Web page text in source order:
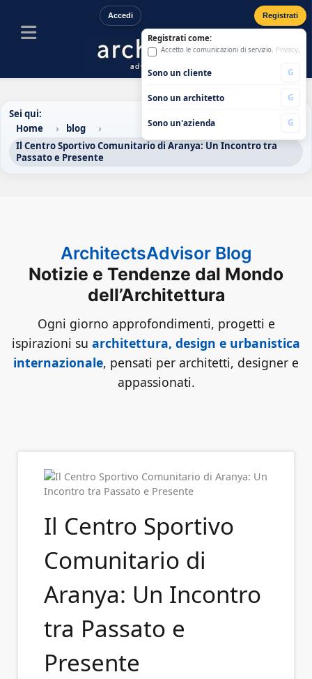
Accedi Registrati
Registrati come:
Accetto le comunicazioni di servizio. Privacy.
Sono un cliente G
Sono un architetto G
Sono un'azienda G
Sei qui:
Home
blog
Il Centro Sportivo Comunitario di Aranya: Un Incontro tra
Passato e Presente
ArchitectsAdvisor Blog
Notizie e Tendenze dal Mondo
dell’Architettura
Ogni giorno approfondimenti, progetti e
ispirazioni su architettura, design e urbanistica
internazionale, pensati per architetti, designer e
appassionati.
Il Centro Sportivo
Comunitario di
Aranya: Un Incontro
tra Passato e
Presente